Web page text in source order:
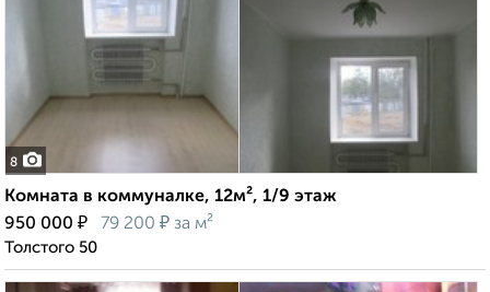
8
Комната в коммуналке, 12м², 1/9 этаж
950 000 ₽ 79 200 ₽ за м²
Толстого 50